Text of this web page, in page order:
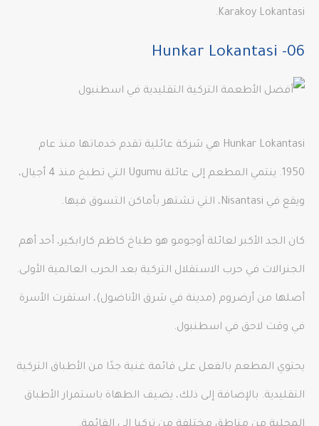
Karakoy Lokantasi.
06- Hunkar Lokantasi
Hunkar Lokantasi هي شركة عائلية تقدم خدماتها منذ عام
1950. ينتمي المطعم إلى عائلة Ugumu التي تطبخ منذ 4 أجيال،
ويقع في Nisantasi، التي تشتهر بأماكن التسوق فيها.
كان الجد الأكبر لعائلة أوجومو هو طباخ كاظم كارابكير، أحد أهم
الجنرالات في حرب الاستقلال التركية بعد الحرب العالمية الأولى.
أصلها من أرضروم (مدينة في شرق الأناضول)، استقرت الأسرة
في وقت لاحق في اسطنبول.
يحتوي المطعم بالفعل على قائمة غنية جدًا من الأطباق التركية
التقليدية. بالإضافة إلى ذلك، يضيف الطهاة باستمرار الأطباق